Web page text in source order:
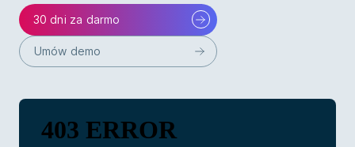
30 dni za darmo
Umów demo